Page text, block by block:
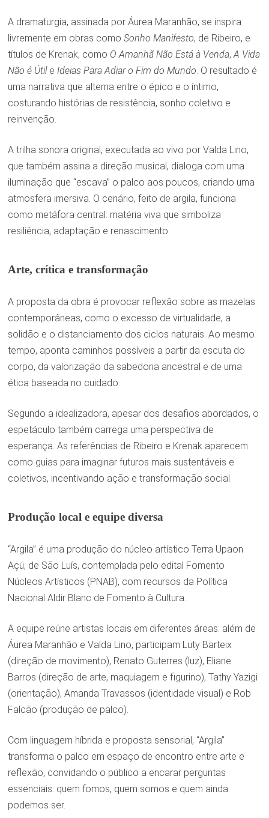
A dramaturgia, assinada por Áurea Maranhão, se inspira
livremente em obras como Sonho Manifesto, de Ribeiro, e
títulos de Krenak, como O Amanhã Não Está à Venda,A Vida
Não é Útile Ideias Para Adiar o Fim do Mundo. O resultado é
uma narrativa que alterna entre o épico e o íntimo,
costurando histórias de resistência, sonho coletivo e
reinvenção.
A trilha sonora original, executada ao vivo por Valda Lino,
que também assina a direção musical, dialoga com uma
iluminação que “escava” o palco aos poucos, criando uma
atmosfera imersiva. O cenário, feito de argila, funciona
como metáfora central: matéria viva que simboliza
resiliência, adaptação e renascimento.
Arte, crítica e transformação
A proposta da obra é provocar reflexão sobre as mazelas
contemporâneas, como o excesso de virtualidade, a
solidão e o distanciamento dos ciclos naturais. Ao mesmo
tempo, aponta caminhos possíveis a partir da escuta do
corpo, da valorização da sabedoria ancestral e de uma
ética baseada no cuidado.
Segundo a idealizadora, apesar dos desafios abordados, o
espetáculo também carrega uma perspectiva de
esperança. As referências de Ribeiro e Krenak aparecem
como guias para imaginar futuros mais sustentáveis e
coletivos, incentivando ação e transformação social.
Produção local e equipe diversa
“Argila” é uma produção do núcleo artístico Terra Upaon
Açú, de São Luís, contemplada pelo edital Fomento
Núcleos Artísticos (PNAB), com recursos da Política
Nacional Aldir Blanc de Fomento à Cultura.
A equipe reúne artistas locais em diferentes áreas: além de
Áurea Maranhão e Valda Lino, participam Luty Barteix
(direção de movimento), Renato Guterres (luz), Eliane
Barros (direção de arte, maquiagem e figurino), Tathy Yazigi
(orientação), Amanda Travassos (identidade visual) e Rob
Falcão (produção de palco).
Com linguagem híbrida e proposta sensorial, “Argila”
transforma o palco em espaço de encontro entre arte e
reflexão, convidando o público a encarar perguntas
essenciais: quem fomos, quem somos e quem ainda
podemos ser.